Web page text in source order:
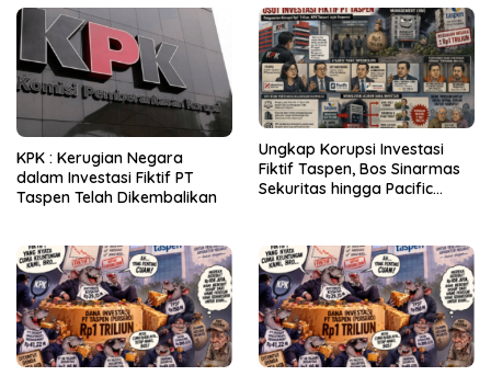
KPK : Kerugian Negara
dalam Investasi Fiktif PT
Taspen Telah Dikembalikan
Ungkap Korupsi Investasi
Fiktif Taspen, Bos Sinarmas
Sekuritas hingga Pacific